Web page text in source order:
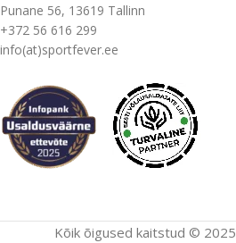
Punane 56, 13619 Tallinn
+372 56 616 299
info(at)sportfever.ee
Kõik õigused kaitstud © 2025